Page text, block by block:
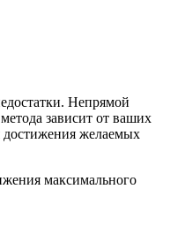
Непрямой
зависит от ваших
достижения желаемых
максимального